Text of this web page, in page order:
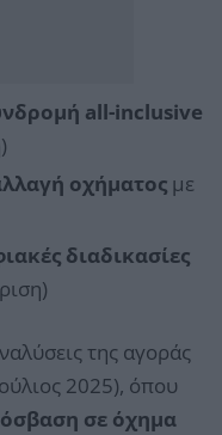
all-inclusive
οχήματος με
διαδικασίες
της αγοράς
2025), όπου
σε όχημα